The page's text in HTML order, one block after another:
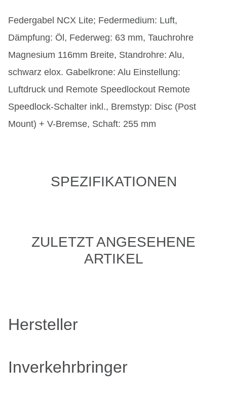
Federgabel NCX Lite; Federmedium: Luft,
Dämpfung: Öl, Federweg: 63 mm, Tauchrohre
Magnesium 116mm Breite, Standrohre: Alu,
schwarz elox. Gabelkrone: Alu Einstellung:
Luftdruck und Remote Speedlockout Remote
Speedlock-Schalter inkl., Bremstyp: Disc (Post
Mount) + V-Bremse, Schaft: 255 mm
SPEZIFIKATIONEN
ZULETZT ANGESEHENE
ARTIKEL
Hersteller
Inverkehrbringer